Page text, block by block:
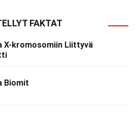
FAKTAT
X-kromosomiin Liittyvä
Biomit